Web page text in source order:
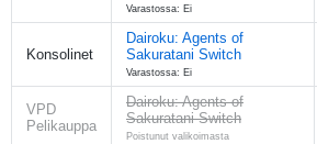
Varastossa: Ei
Konsolinet
Dairoku: Agents of
Sakuratani Switch
Varastossa: Ei
VPD
Pelikauppa
Dairoku: Agents of
Sakuratani Switch
Poistunut valikoimasta